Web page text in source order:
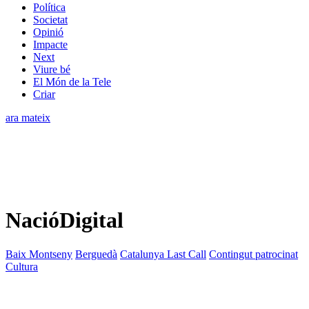
Política
Societat
Opinió
Impacte
Next
Viure bé
El Món de la Tele
Criar
ara mateix
NacióDigital
Baix Montseny Berguedà Catalunya Last Call Contingut patrocinat
Cultura